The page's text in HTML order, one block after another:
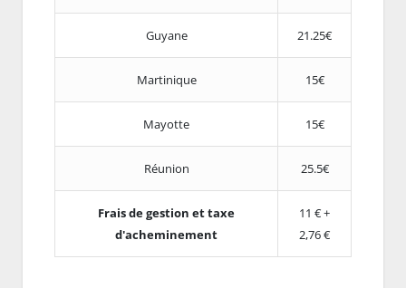
Guyane 21.25€
Martinique 15€
Mayotte 15€
Réunion 25.5€
Frais de gestion et taxe
d'acheminement
11 € +
2,76 €